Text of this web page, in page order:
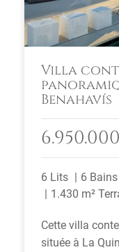
Villa
Benahavís
6 Lits 6 Bains
1.430 m²
Cette villa
située à La